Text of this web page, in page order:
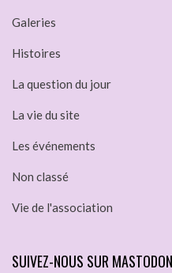
Galeries
Histoires
La question du jour
La vie du site
Les événements
Non classé
Vie de l'association
SUIVEZ-NOUS SUR MASTODON